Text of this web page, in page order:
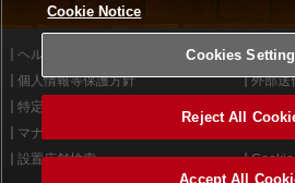
ヘルプ
利用規
個人情報等保護方針
外部送
特定商取引法に基づく表示
マナー＆ルール
設置店舗検索
Cookie Notice
Cookies
Reject All
Accept All